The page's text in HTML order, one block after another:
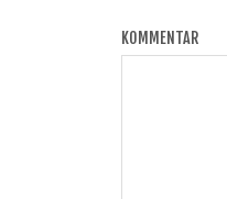
KOMMENTAR